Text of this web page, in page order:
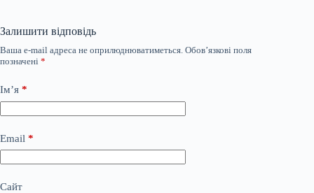
Залишити відповідь
Ваша e-mail адреса не оприлюднюватиметься. Обов’язкові поля
позначені *
Ім’я *
Email *
Сайт